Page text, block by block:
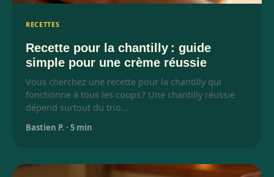
RECETTES
Recette pour la chantilly : guide
simple pour une crème réussie
Vous cherchez une recette pour la chantilly qui
fonctionne à tous les coups ? Une chantilly réussie
dépend surtout du trio…
Bastien P. · 5 min